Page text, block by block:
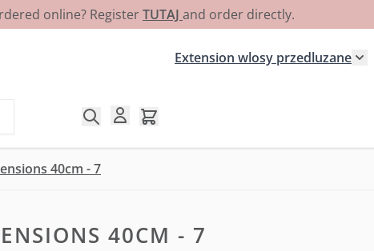
online? RegisterTUTAJ and order directly.
Extension wlosy przedluzane
40cm - 7
40CM - 7